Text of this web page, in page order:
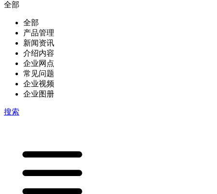
全部
全部
产品管理
新闻资讯
介绍内容
企业网点
常见问题
企业视频
企业图册
搜索